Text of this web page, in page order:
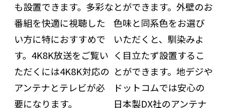
も設置できます。多彩な
番組を快適に視聴した
い方に特におすすめで
す。4K8K放送をご覧い
ただくには4K8K対応の
アンテナとテレビが必
要になります。
とができます。外壁のお
色味と同系色をお選び
いただくと、馴染みよ
く目立たず設置するこ
とができます。地デジや
ドットコムでは安心の
日本製DX社のアンテナ